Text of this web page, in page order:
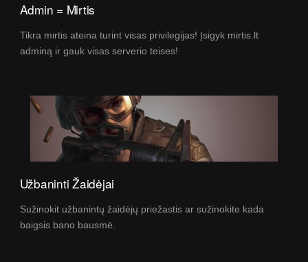
Admin = Mirtis
Tikra mirtis ateina turint visas privilegijas! Įsigyk mirtis.lt
adminą ir gauk visas serverio teises!
Užbaninti Žaidėjai
Sužinokit užbanintų žaidėjų priežastis ar sužinokite kada
baigsis bano bausmė.